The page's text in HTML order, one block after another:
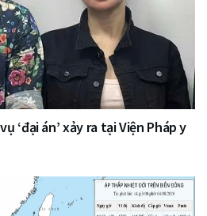
‘đại án’ xảy ra tại Viện Pháp y